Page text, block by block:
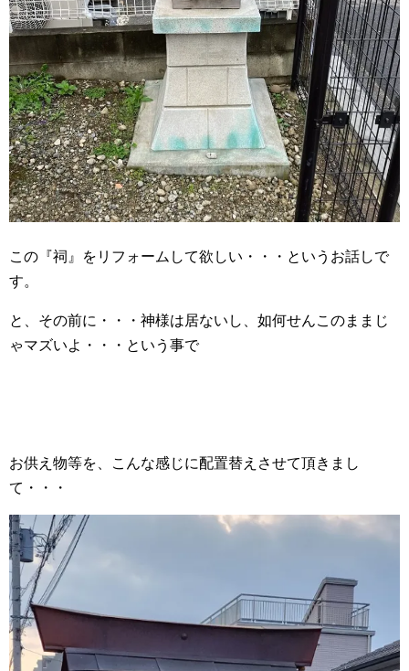
この『祠』をリフォームして欲しい・・・というお話しで
す。
と、その前に・・・神様は居ないし、如何せんこのままじ
ゃマズいよ・・・という事で
お供え物等を、こんな感じに配置替えさせて頂きまし
て・・・